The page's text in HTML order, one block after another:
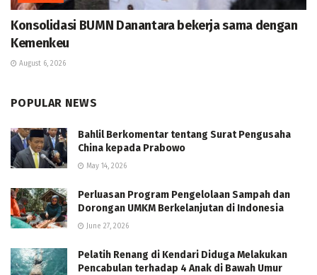
Konsolidasi BUMN Danantara bekerja sama dengan
Kemenkeu
August 6, 2026
POPULAR NEWS
Bahlil Berkomentar tentang Surat Pengusaha
China kepada Prabowo
May 14, 2026
Perluasan Program Pengelolaan Sampah dan
Dorongan UMKM Berkelanjutan di Indonesia
June 27, 2026
Pelatih Renang di Kendari Diduga Melakukan
Pencabulan terhadap 4 Anak di Bawah Umur